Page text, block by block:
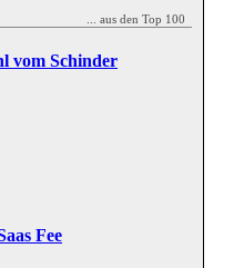
... aus den Top 100
vom Schinder
Fee